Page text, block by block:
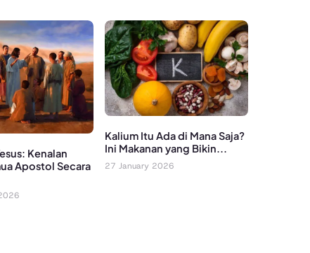
Kenalan
Apostol Secara
Kalium Itu Ada di Mana Saja?
Ini Makanan yang Bikin...
27 January 2026